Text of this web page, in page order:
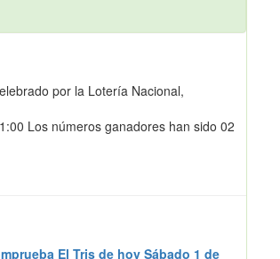
por la Lotería Nacional,
Los números ganadores han sido 02
El Tris de hoy Sábado 1 de